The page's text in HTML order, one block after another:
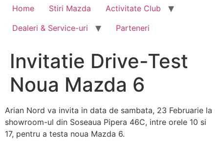
Home Stiri Mazda
Activitate Club
Dealeri & Service-uri
Parteneri
Invitatie Drive-Test
Noua Mazda 6
Arian Nord va invita in data de sambata, 23 Februarie la
showroom-ul din Soseaua Pipera 46C, intre orele 10 si
17, pentru a testa noua Mazda 6.